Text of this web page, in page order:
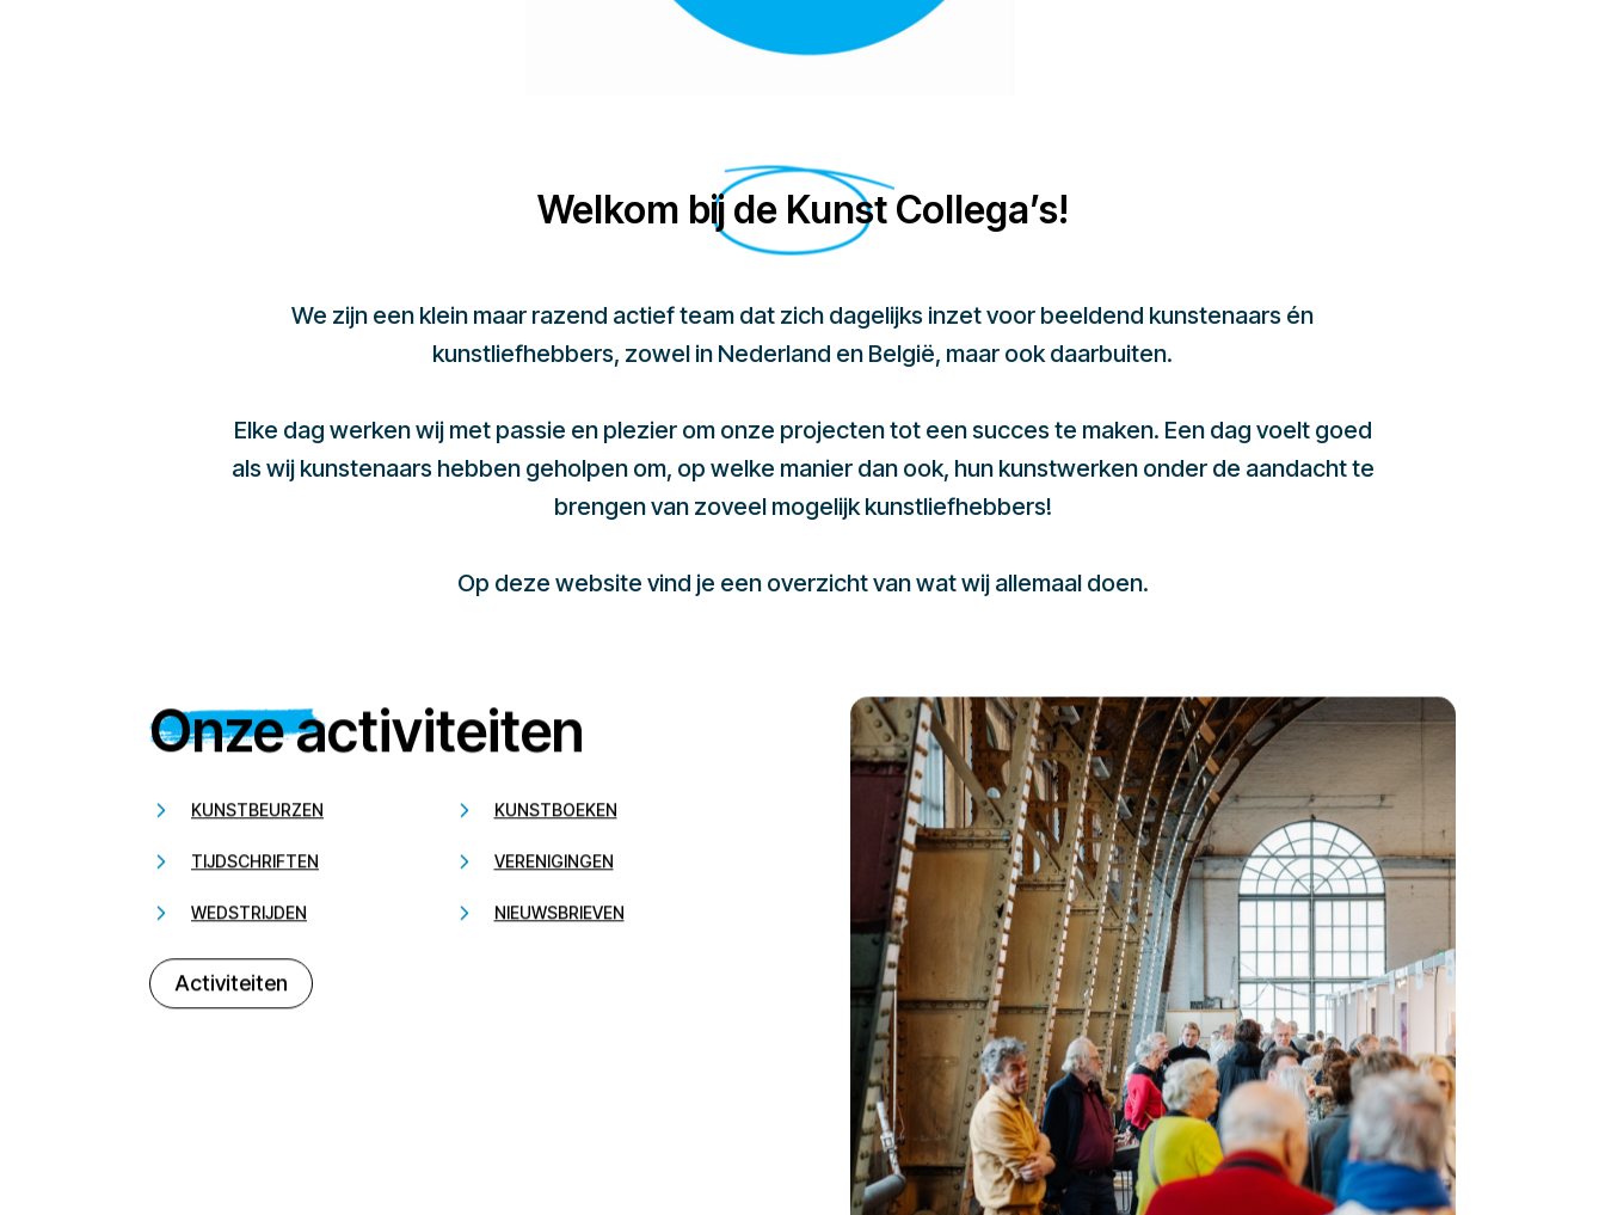
Welkom bij de Kunst Collega’s!
We zijn een klein maar razend actief team dat zich dagelijks inzet voor beeldend kunstenaars én
kunstliefhebbers, zowel in Nederland en België, maar ook daarbuiten.
Elke dag werken wij met passie en plezier om onze projecten tot een succes te maken. Een dag voelt goed
als wij kunstenaars hebben geholpen om, op welke manier dan ook, hun kunstwerken onder de aandacht te
brengen van zoveel mogelijk kunstliefhebbers!
Op deze website vind je een overzicht van wat wij allemaal doen.
Onze activiteiten
KUNSTBEURZEN KUNSTBOEKEN
TIJDSCHRIFTEN VERENIGINGEN
WEDSTRIJDEN NIEUWSBRIEVEN
Activiteiten